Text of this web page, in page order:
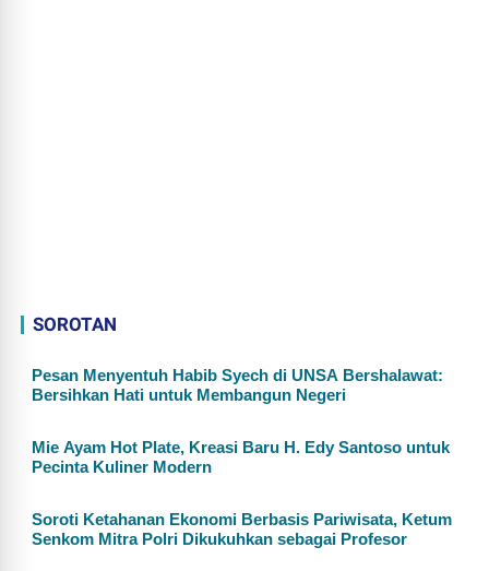
SOROTAN
Pesan Menyentuh Habib Syech di UNSA Bershalawat:
Bersihkan Hati untuk Membangun Negeri
Mie Ayam Hot Plate, Kreasi Baru H. Edy Santoso untuk
Pecinta Kuliner Modern
Soroti Ketahanan Ekonomi Berbasis Pariwisata, Ketum
Senkom Mitra Polri Dikukuhkan sebagai Profesor